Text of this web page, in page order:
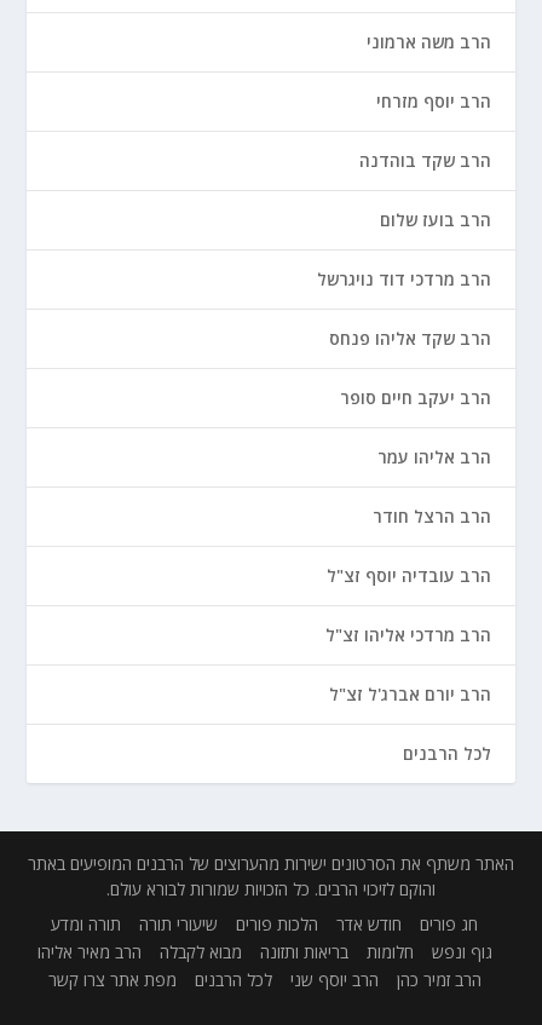
הרב משה ארמוני
הרב יוסף מזרחי
הרב שקד בוהדנה
הרב בועז שלום
הרב מרדכי דוד נויגרשל
הרב שקד אליהו פנחס
הרב יעקב חיים סופר
הרב אליהו עמר
הרב הרצל חודר
הרב עובדיה יוסף זצ"ל
הרב מרדכי אליהו זצ"ל
הרב יורם אברג'ל זצ"ל
לכל הרבנים
האתר משתף את הסרטונים ישירות מהערוצים של הרבנים המופיעים באתר
והוקם לזיכוי הרבים. כל הזכויות שמורות לבורא עולם.
חג פורים
חודש אדר הלכות פורים שיעורי תורה
תורה ומדע
גוף ונפש
חלומות בריאות ותזונה מבוא לקבלה
הרב מאיר אליהו
הרב זמיר כהן
הרב יוסף שני לכל הרבנים מפת אתר צרו קשר